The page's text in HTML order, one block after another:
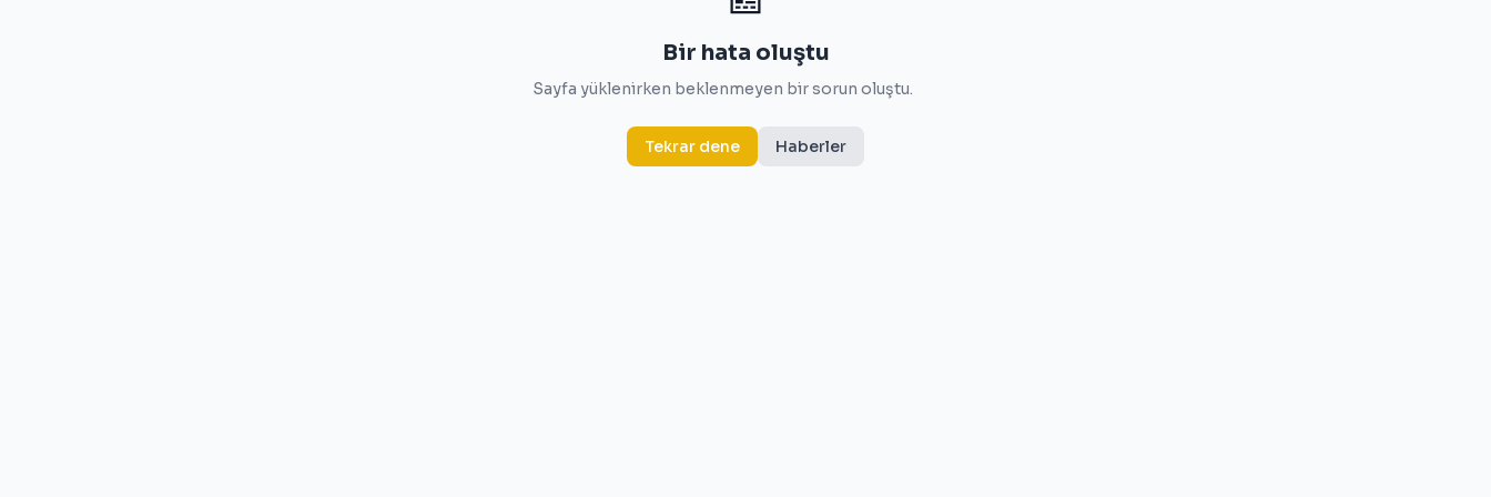
Bir hata oluştu
Sayfa yüklenirken beklenmeyen bir sorun oluştu.
Tekrar dene Haberler